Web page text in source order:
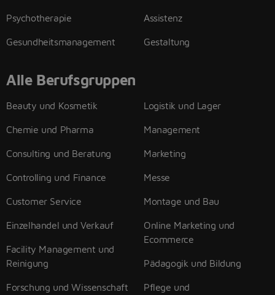
Psychotherapie
Gesundheitsmanagement
Assistenz
Gestaltung
Alle Berufsgruppen
Beauty und Kosmetik
Chemie und Pharma
Consulting und Beratung
Controlling und Finance
Customer Service
Einzelhandel und Verkauf
Facility Management und
Reinigung
Forschung und Wissenschaft
Logistik und Lager
Management
Marketing
Messe
Montage und Bau
Online Marketing und
Ecommerce
Pädagogik und Bildung
Pflege und